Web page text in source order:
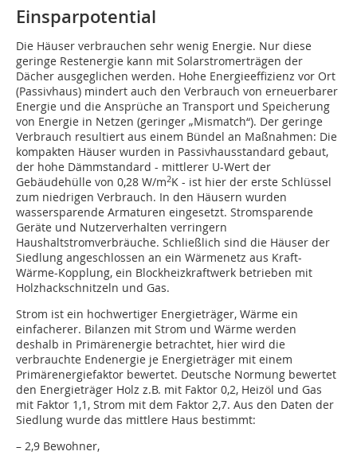
Einsparpotential
Die Häuser verbrauchen sehr wenig Energie. Nur diese
geringe Restenergie kann mit Solarstromerträgen der
Dächer ausgeglichen werden. Hohe Energieeffizienz vor Ort
(Passivhaus) mindert auch den Verbrauch von erneuerbarer
Energie und die Ansprüche an Transport und Speicherung
von Energie in Netzen (geringer „Mismatch“). Der geringe
Verbrauch resultiert aus einem Bündel an Maßnahmen: Die
kompakten Häuser wurden in Passivhausstandard gebaut,
der hohe Dämmstandard - mittlerer U-Wert der
Gebäudehülle von 0,28 W/m2K - ist hier der erste Schlüssel
zum niedrigen Verbrauch. In den Häusern wurden
wassersparende Armaturen eingesetzt. Stromsparende
Geräte und Nutzerverhalten verringern
Haushaltstromverbräuche. Schließlich sind die Häuser der
Sied­lung angeschlossen an ein Wärmenetz aus Kraft-
Wärme-Kopplung, ein Blockheizkraftwerk betrieben mit
Holzhackschnitzeln und Gas.
Strom ist ein hochwertiger Energieträger, Wärme ein
einfacherer. Bilanzen mit Strom und Wärme werden
deshalb in Primärenergie betrachtet, hier wird die
verbrauchte Endenergie je Energieträger mit einem
Primärenergiefaktor bewertet. Deutsche Normung bewertet
den Energieträger Holz z.B. mit Faktor 0,2, Heizöl und Gas
mit Faktor 1,1, Strom mit dem Faktor 2,7. Aus den Daten der
Siedlung wurde das mittlere Haus bestimmt:
– 2,9 Bewohner,